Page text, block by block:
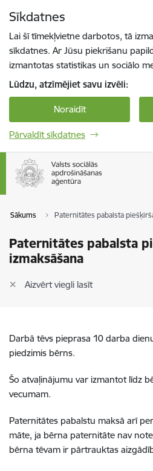
Sīkdatnes
Lai šī tīmekļvietne darbotos, tā
sīkdatnes. Ar Jūsu piekrišanu
izmantotas statistikas un sociālo
Lūdzu, atzīmējiet savu izvēli:
Noraidīt
Pārvaldīt sīkdatnes
Sākums Paternitātes pabalsta
Paternitātes pabalsta
izmaksāšana
Aizvērt viegli lasīt
Darbā tēvs pieprasa 10 darba
piedzimis bērns.
Šo atvaļinājumu var izmantot līdz
vecumam.
Paternitātes pabalstu maksā arī
māte, ja bērna paternitāte nav
bērna tēvam ir pārtrauktas